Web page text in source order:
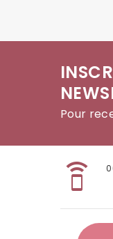
Pour
speaker_phone